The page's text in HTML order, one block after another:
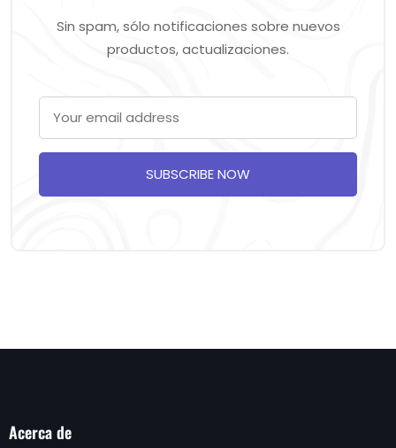
Sin spam, sólo notificaciones sobre nuevos
productos, actualizaciones.
SUBSCRIBE NOW
Acerca de